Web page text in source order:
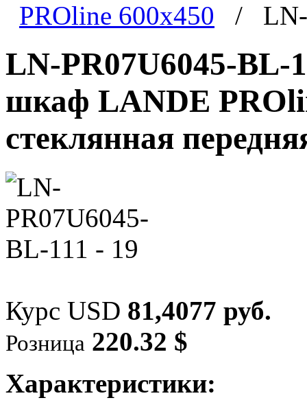
PROline 600x450 / LN-
LN-PR07U6045-BL-
шкаф LANDE
стеклянная
Курс USD 81,4077 руб.
Розница 220.32 $
Характеристики: